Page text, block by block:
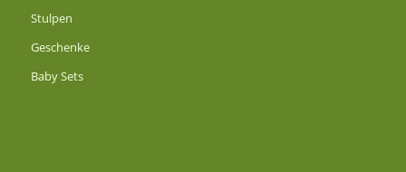
Stulpen
Geschenke
Baby Sets